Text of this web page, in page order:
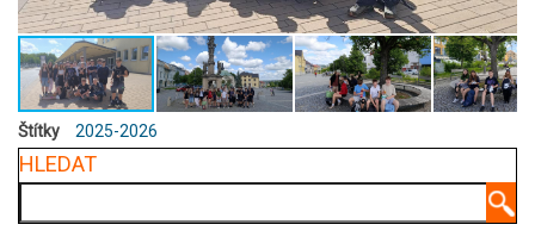
Štítky 2025-2026
HLEDAT